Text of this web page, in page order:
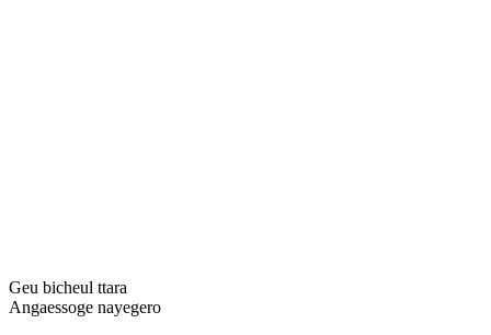
Geu bicheul ttara
Angaessoge nayegero